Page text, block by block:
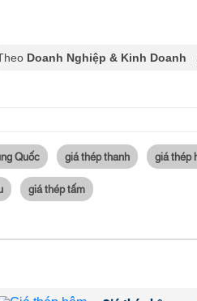
Doanh Nghiệp & Kinh Doanh
Quốc giá thép thanh giá thép
giá thép tấm